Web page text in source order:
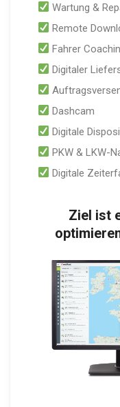
Wartung &
Remote
Fahrer
Digitaler
Dashcam
Digitale
PKW & LKW-
Digitale
Ziel ist